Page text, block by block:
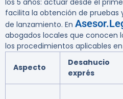
los 5 años: actuar desde el
facilita la obtención de pruebas
de lanzamiento. En
abogados locales que conocen
los procedimientos aplicables en
Aspecto
Desahucio
exprés